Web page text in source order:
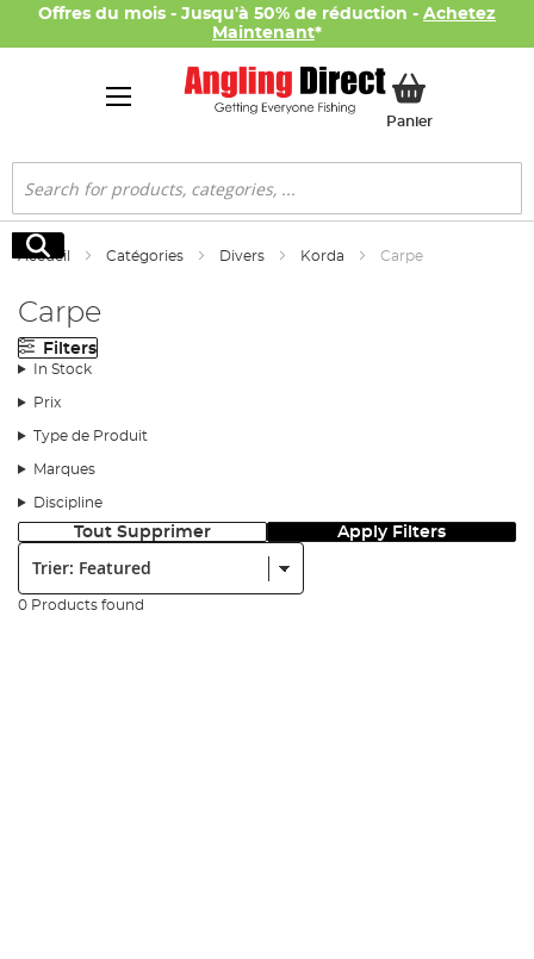
Offres du mois - Jusqu'à 50% de réduction - Achetez
Maintenant*
PanierMon panier
Rechercher
Rechercher
Accueil Catégories Divers Korda Carpe
Carpe
Filters
In Stock
Prix
Type de Produit
Marques
Discipline
Tout Supprimer Apply Filters
0 Products found